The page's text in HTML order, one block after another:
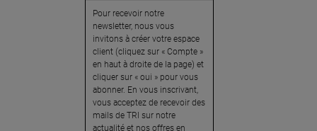
Pour recevoir notre
newsletter, nous vous
invitons à créer votre espace
client (cliquez sur « Compte »
en haut à droite de la page) et
cliquer sur « oui » pour vous
abonner. En vous inscrivant,
vous acceptez de recevoir des
mails de TRI sur notre
actualité et nos offres en